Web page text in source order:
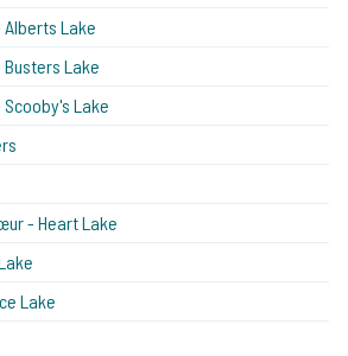
Lake
Lake
Lake
- Heart Lake
Lake